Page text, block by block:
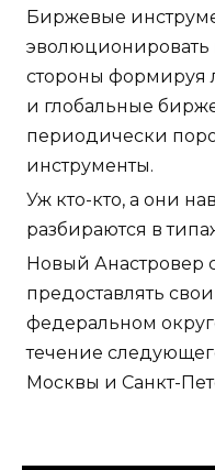
Биржевые
стороны формируя
и глобальные
периодически
инструменты.
Уж кто-кто, а они
разбираются в
Новый Анастровер
предоставлять
федеральном
течение
Москвы и Санкт-